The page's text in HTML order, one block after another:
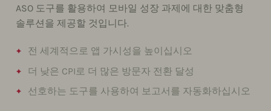
ASO 도구를 활용하여 모바일 성장 과제에 대한 맞춤형
솔루션을 제공할 것입니다.
전 세계적으로 앱 가시성을 높이십시오
더 낮은 CPI로 더 많은 방문자 전환 달성
선호하는 도구를 사용하여 보고서를 자동화하십시오